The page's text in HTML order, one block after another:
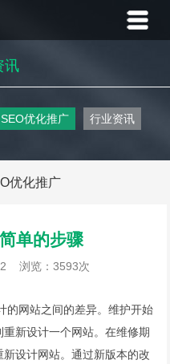
讯
SEO优化推广 行业资讯
优化推广
单的步骤
浏览：3593次
的网站之间的差异。维护开始
新设计一个网站。在维修期
设计网站。通过新版本的改